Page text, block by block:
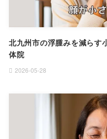
北九州市の浮腫みを減らす
体院
2026-05-28